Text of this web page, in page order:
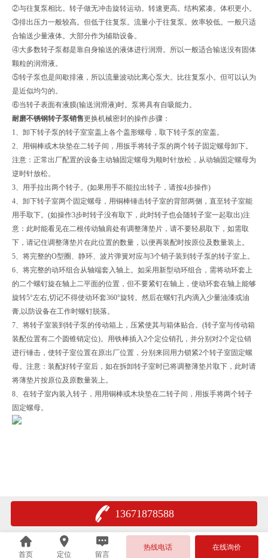
②与往复泵相比。转子做无冲击旋转运动。转速更高。结构紧凑。体积更小。
③排出压力一般较高。但低于往复泵。流量小于往复泵。效率较低。一般只适
合输送少量液体。大部分作为辅助设备。
④大多数转子泵都是靠自身输送的液体进行润滑。所以一般适合输送没有固体
颗粒的润滑液。
⑤转子泵也是间歇排液，所以流量波动比离心泵大。比往复泵小。但可以认为
是近似均匀的。
⑥当转子表面有液膜(输送润滑液)时。泵将具有自吸能力。
耐磨不锈钢转子泵销售更换机械密封的操作步骤：
1、卸下转子泵的转子室室盖上各个盖形螺母，取下转子泵的室盖。
2、用铜棒或木块垫在二转子间，用扳手将转子泵的两个转子固定螺母卸下。
注意：正常出厂配置的设备主动轴固定螺母为顺时针放松，从动轴固定螺母为
逆时针放松。
3、用手拉出两个转子。(如果用手不能拉出转子，请按4步操作)
4、卸下转子室两个固定螺母，用铜棒锤击转子室的背部两侧，直至转子室能
用手取下。(如操作3步时转子没有取下，此时转子也会随转子室一起取出)注
意：此时能看见在二根传动轴肩处有调整薄垫片，请不要轻易取下，如需取
下，请记住调整薄垫片在此位置的数量，以便再装配时按原位及数量装上。
5、将完整的O型圈、静环、波片弹簧对应与3个销子装到转子泵的转子室上。
6、将完整的动环组合从轴端套入轴上。如采用新型动环组合，需将动环套上
的二个螺钉旋在轴上二平面的位置，但不要紧钉在轴上，使动环套在轴上能够
旋转5°左右,切记不得使动环套360°旋转。然后在螺钉孔内滴入少量油漆或油
膏,以防设备在工作时螺钉脱落。
7、将转子室装到转子泵的传动箱上，压紧使其与箱体贴合。(转子室与传动箱
装配位置有二个圆锥销定位)。用铁棒插入2个定位销孔，并分别对2个定位销
进行锤击，使转子室位置在原出厂位置，分别来回用力锁紧2个转子室固定螺
母。注意：装配好转子室后，如在拆卸转子室时已将调整薄垫片取下，此时请
将薄垫片按原位及原数量装上。
8、在转子室内装入转子，用用铜棒或木块垫在二转子间，用扳手将两个转子
固定螺母。
13671878588
首页 定位 留言
热线电话 在线询价